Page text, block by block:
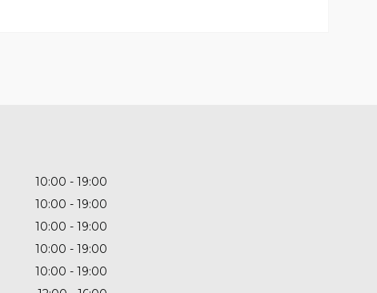
10:00
19:00
10:00
19:00
10:00
19:00
10:00
19:00
10:00
19:00